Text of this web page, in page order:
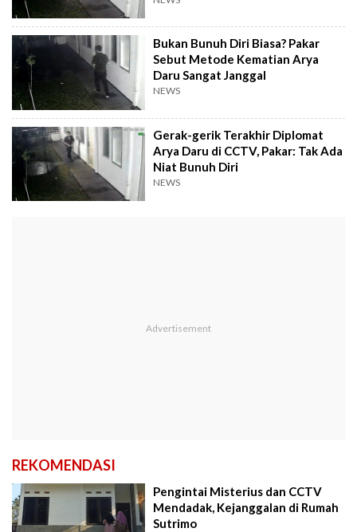
Bukan Bunuh Diri Biasa? Pakar
Sebut Metode Kematian Arya
Daru Sangat Janggal
NEWS
Gerak-gerik Terakhir Diplomat
Arya Daru di CCTV, Pakar: Tak Ada
Niat Bunuh Diri
NEWS
REKOMENDASI
Pengintai Misterius dan CCTV
Mendadak, Kejanggalan di Rumah
Sutrimo